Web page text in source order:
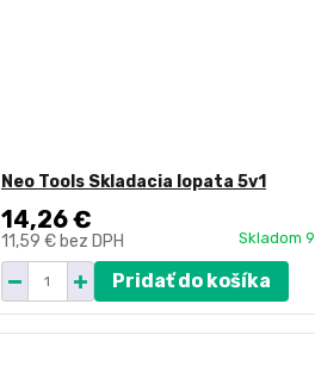
Neo Tools Skladacia lopata 5v1
14,26 €
11,59 € bez DPH Skladom 9
Pridať do košíka